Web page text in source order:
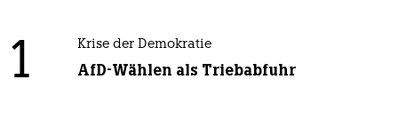
1 Krise der Demokratie
AfD-Wählen als Triebabfuhr